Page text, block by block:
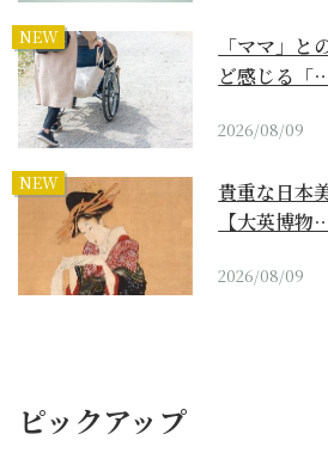
NEW
「ママ」
ど感じる「
2026/08/09
NEW
貴重な日本
【大英博物
2026/08/09
ピックアップ